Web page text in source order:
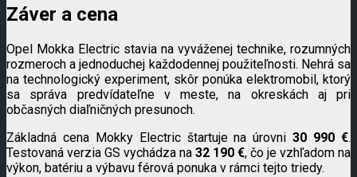
Záver a cena
Opel Mokka Electric stavia na vyváženej technike, rozumných
rozmeroch a jednoduchej každodennej použiteľnosti. Nehrá sa
na technologický experiment, skôr ponúka elektromobil, ktorý
sa správa predvídateľne v meste, na okreskách aj pri
občasných diaľničných presunoch.
Základná cena Mokky Electric štartuje na úrovni30 990 €.
Testovaná verzia GS vychádza na 32 190 €, čo je vzhľadom na
výkon, batériu a výbavu férová ponuka v rámci tejto triedy.